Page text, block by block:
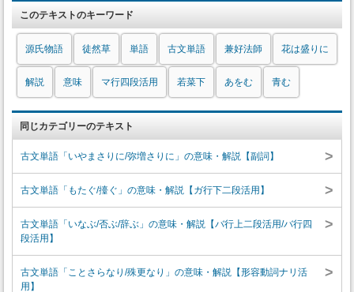
このテキストのキーワード
源氏物語 徒然草 単語 古文単語 兼好法師 花は盛りに
解説 意味 マ行四段活用 若菜下 あをむ 青む
同じカテゴリーのテキスト
古文単語「いやまさりに/弥増さりに」の意味・解説【副詞】 >
古文単語「もたぐ/擡ぐ」の意味・解説【ガ行下二段活用】 >
古文単語「いなぶ/否ぶ/辞ぶ」の意味・解説【バ行上二段活用/バ行四
段活用】
>
古文単語「ことさらなり/殊更なり」の意味・解説【形容動詞ナリ活
用】
>